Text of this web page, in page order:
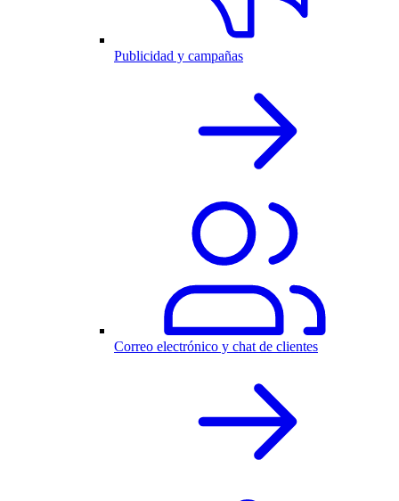
Publicidad y campañas
Correo electrónico y chat de clientes